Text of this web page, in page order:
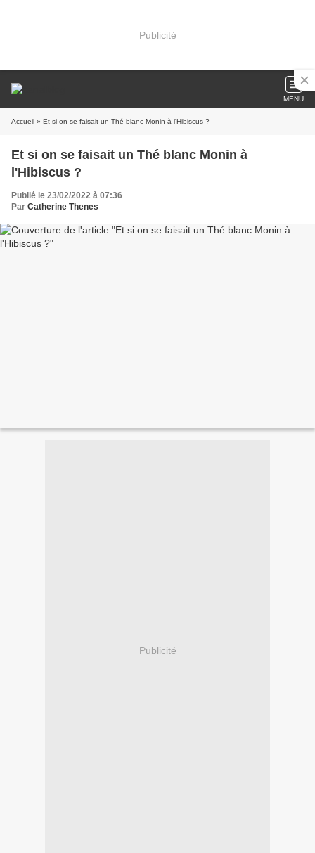
Publicité
MENU
Accueil » Et si on se faisait un Thé blanc Monin à l'Hibiscus ?
Et si on se faisait un Thé blanc Monin à
l'Hibiscus ?
Publié le 23/02/2022 à 07:36
Par Catherine Thenes
Publicité